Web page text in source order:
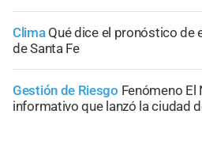
Clima Qué dice el pronóstico de
de Santa Fe
Gestión de Riesgo Fenómeno El
informativo que lanzó la ciudad